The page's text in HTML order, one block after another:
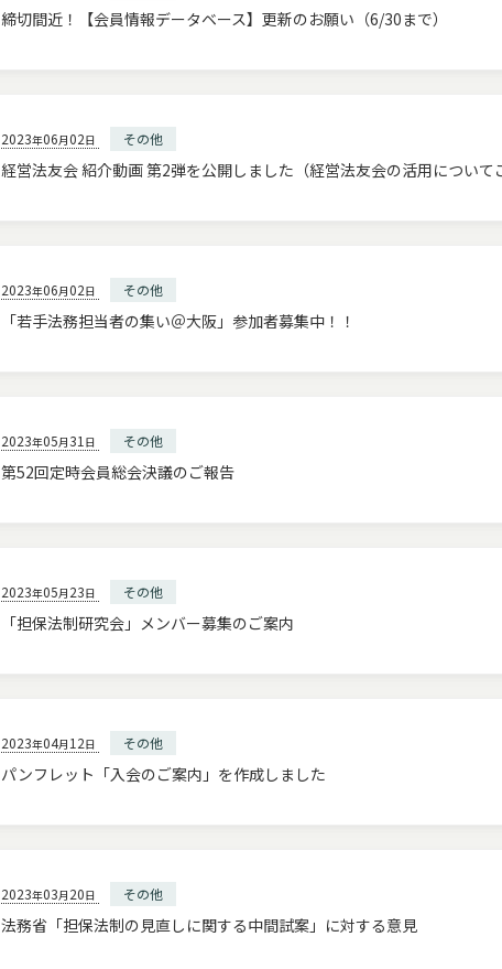
締切間近！【会員情報データベース】更新のお願い（6/30まで）
2023年06月02日 その他
経営法友会 紹介動画 第2弾を公開しました（経営法友会の活用について
2023年06月02日 その他
「若手法務担当者の集い＠大阪」参加者募集中！！
2023年05月31 日 その他
第52回定時会員総会決議のご報告
2023年05月 23日 その他
「担保法制研究会」メンバー募集のご案内
2023年04月 12日 その他
パンフレット「入会のご案内」を作成しました
2023年03月 20日 その他
法務省「担保法制の見直しに関する中間試案」に対する意見